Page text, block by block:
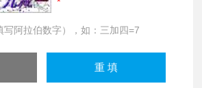
写阿拉伯数字），如：三加四=7